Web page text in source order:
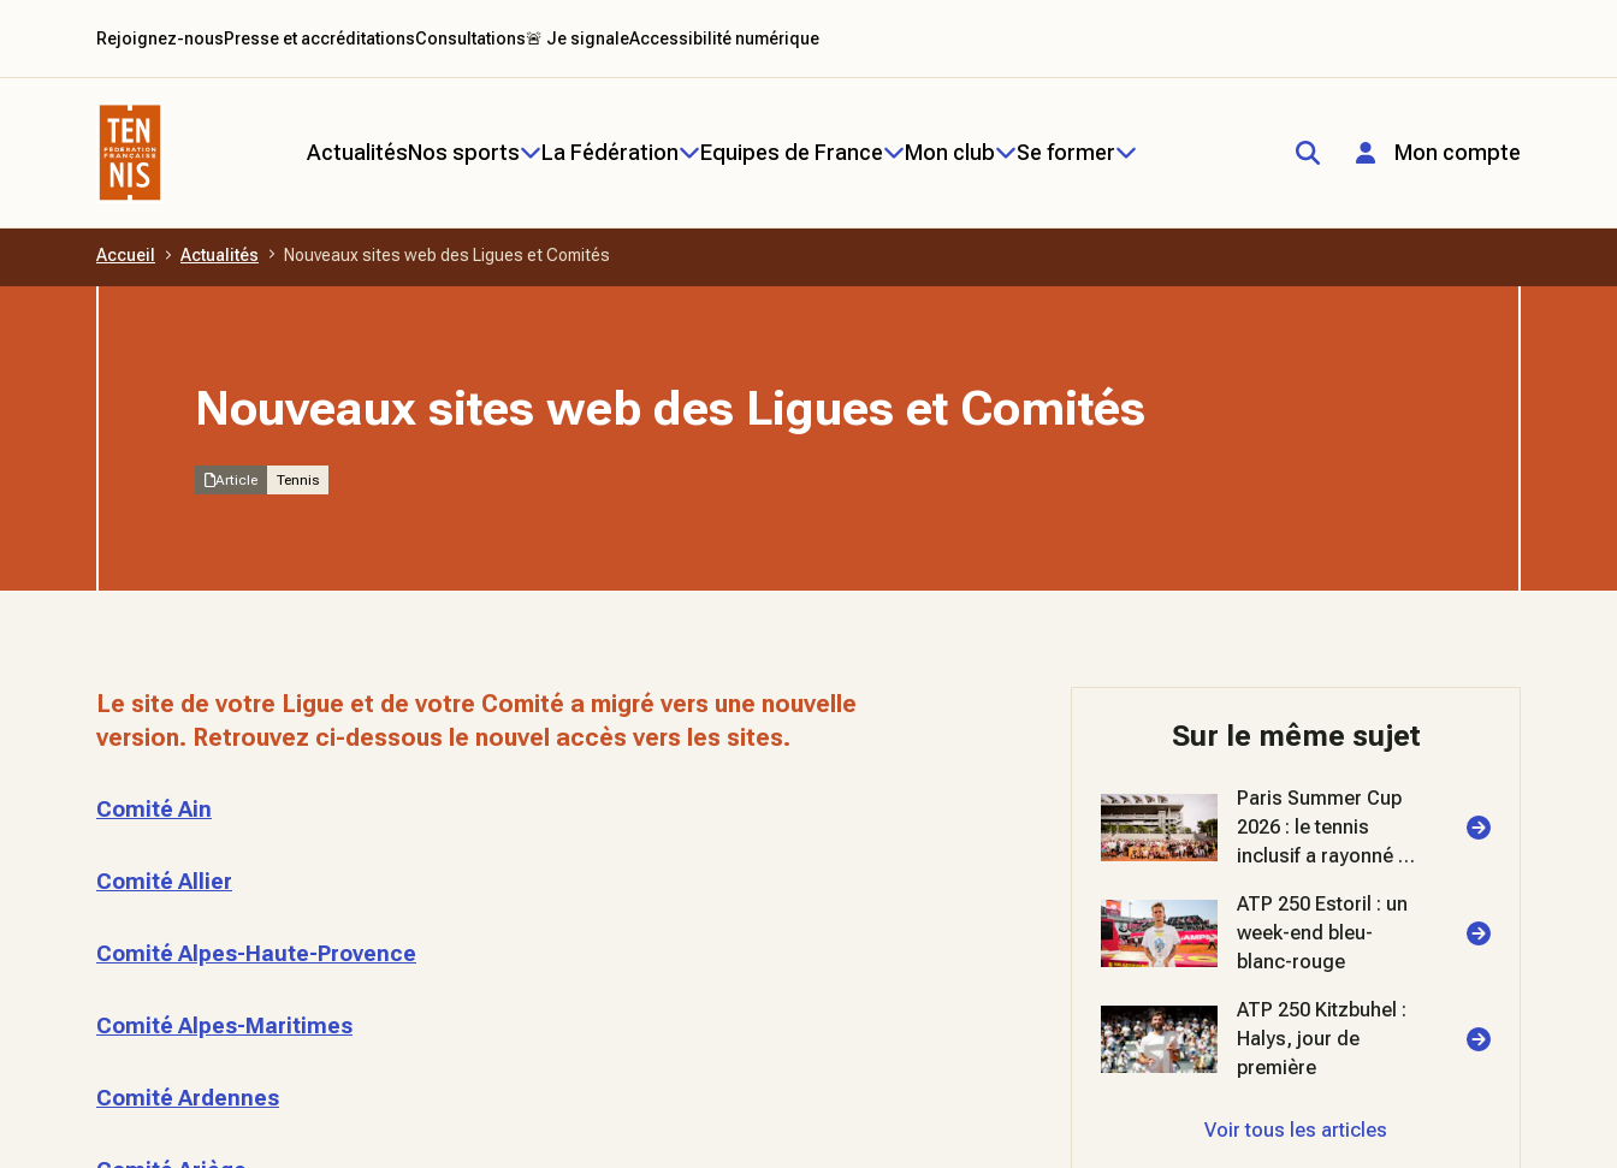
Aller au contenu principal
ActualitésNos sports La Fédération Equipes de France Mon club Se former Mon compte
Rejoignez-nousPresse et accréditationsConsultations🚨 Je signaleAccessibilité numérique
Accueil Actualités Nouveaux sites web des Ligues et Comités
Nouveaux sites web des Ligues et Comités
Article Tennis
Le site de votre Ligue et de votre Comité a migré vers une nouvelle
version. Retrouvez ci-dessous le nouvel accès vers les sites.
Comité Ain
Comité Allier
Comité Alpes-Haute-Provence
Comité Alpes-Maritimes
Comité Ardennes
Sur le même sujet
Paris Summer Cup
2026 : le tennis
inclusif a rayonné à
ATP 250 Estoril : un
week-end bleu-
blanc-rouge
ATP 250 Kitzbuhel :
Halys, jour de
première
Voir tous les articles